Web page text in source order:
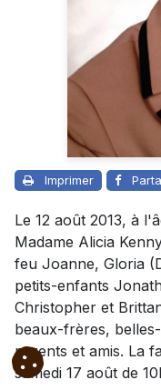
Imprimer
Le 12 août 2013, à
Madame Alicia
feu Joanne, Gloria
petits-enfants
Christopher et
beaux-frères,
parents et amis. La
samedi 17 août de